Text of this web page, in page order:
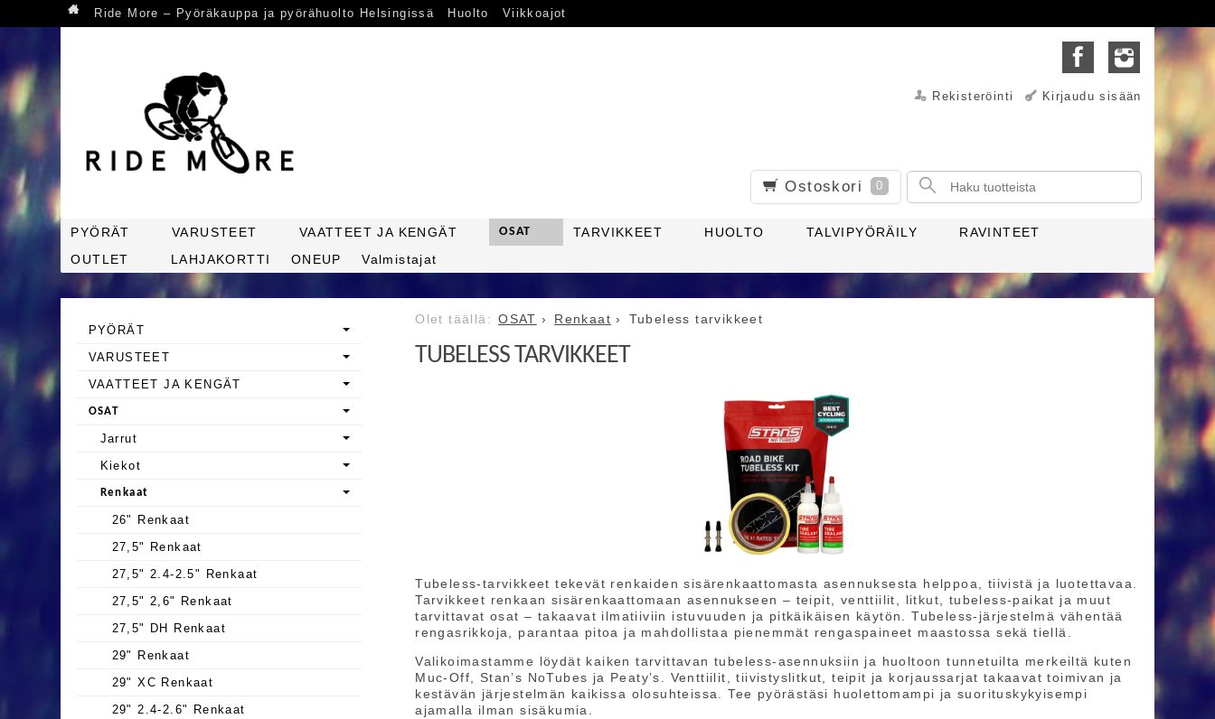
Ride More – Pyöräkauppa ja pyörähuolto Helsingissä Huolto Viikkoajot
Rekisteröinti Kirjaudu sisään
Ostoskori 0
PYÖRÄT VARUSTEET VAATTEET JA KENGÄT OSAT TARVIKKEET HUOLTO TALVIPYÖRÄILY
RAVINTEET
OUTLET
LAHJAKORTTI ONEUP Valmistajat
OSAT Renkaat Tubeless tarvikkeet
TUBELESS TARVIKKEET
Tubeless-tarvikkeet tekevät renkaiden sisärenkaattomasta asennuksesta helppoa, tiivistä ja luotettavaa.
Tarvikkeet renkaan sisärenkaattomaan asennukseen – teipit, venttiilit, litkut, tubeless-paikat ja muut
tarvittavat osat – takaavat ilmatiiviin istuvuuden ja pitkäikäisen käytön. Tubeless-järjestelmä vähentää
rengasrikkoja, parantaa pitoa ja mahdollistaa pienemmät rengaspaineet maastossa sekä tiellä.
Valikoimastamme löydät kaiken tarvittavan tubeless-asennuksiin ja huoltoon tunnetuilta merkeiltä kuten
Muc-Off, Stan’s NoTubes ja Peaty’s. Venttiilit, tiivistyslitkut, teipit ja korjaussarjat takaavat toimivan ja
kestävän järjestelmän kaikissa olosuhteissa. Tee pyörästäsi huolettomampi ja suorituskykyisempi
ajamalla ilman sisäkumia.
PYÖRÄT
VARUSTEET
VAATTEET JA KENGÄT
OSAT
Jarrut
Kiekot
Renkaat
26" Renkaat
27,5" Renkaat
27,5" 2.4-2.5" Renkaat
27,5" 2,6" Renkaat
27,5" DH Renkaat
29" Renkaat
29" XC Renkaat
29" 2.4-2.6" Renkaat